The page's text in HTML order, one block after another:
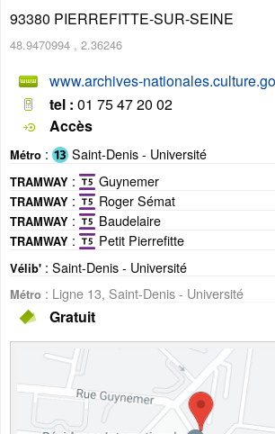
93380 PIERREFITTE-SUR-SEINE
48.9470994 , 2.36246
www.archives-
tel : 01 75 47 20 02
Accès
Métro : Saint-Denis - Université
TRAMWAY : Guynemer
TRAMWAY : Roger Sémat
TRAMWAY : Baudelaire
TRAMWAY : Petit Pierrefitte
Vélib' : Saint-Denis - Université
Métro : Ligne 13, Saint-Denis - Université
Gratuit